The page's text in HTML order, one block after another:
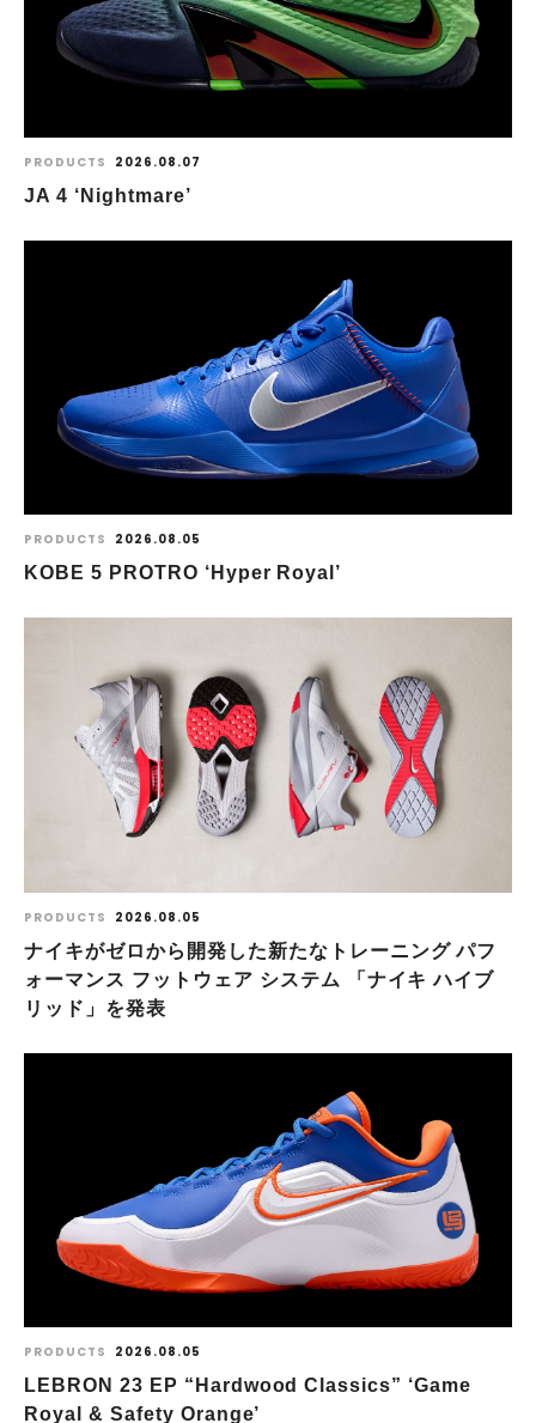
PRODUCTS 2026.08.07
JA 4 ‘Nightmare’
PRODUCTS 2026.08.05
KOBE 5 PROTRO ‘Hyper Royal’
PRODUCTS 2026.08.05
ナイキがゼロから開発した新たなトレーニング パフ
ォーマンス フットウェア システム 「ナイキ ハイブ
リッド」を発表
PRODUCTS 2026.08.05
LEBRON 23 EP “Hardwood Classics” ‘Game
Royal & Safety Orange’